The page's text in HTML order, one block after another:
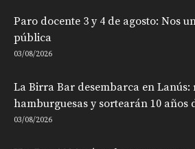
Paro docente 3 y 4 de agosto: Nos
pública
03/08/2026
La Birra Bar desembarca en Lanús:
hamburguesas y sortearán 10 años
03/08/2026